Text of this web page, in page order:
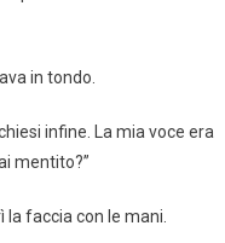
in tondo.
infine. La mia voce era
mentito?”
la faccia con le mani.